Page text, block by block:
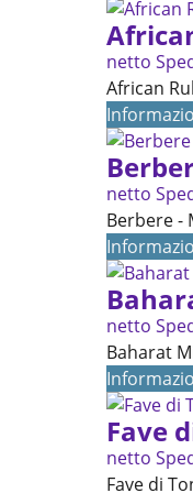
netto
African
netto
Berbere -
netto
Baharat
Fave
netto
Fave di